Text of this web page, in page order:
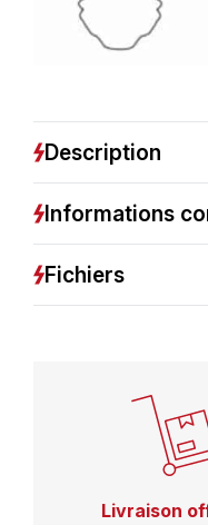
Description
Informations
Fichiers
Livraison